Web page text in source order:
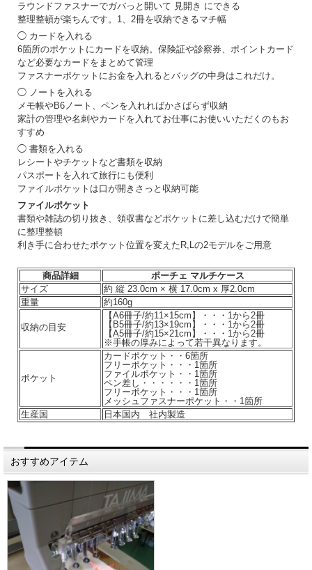
ラウンドファスナーでガバっと開いて 見開き にできる
整理整頓が楽ちんです。1、2冊を収納できるマチ幅
◯ カードを入れる
6箇所のポケットにカードを収納。保険証や診察券、ポイントカード
など必要なカードをまとめて管理
ファスナーポケットにお金を入れるとバッグの中身はこれだけ。
◯ ノートを入れる
メモ帳やB6ノート、ペンを入れればかさばらず収納
家計の管理や名刺やカードを入れてお仕事にお使いいただくのもお
すすめ
◯ 書類を入れる
レシートやチケットなど書類を収納
パスポートを入れて旅行にも便利
ファイルポケットは口が開きさっと収納可能
ファイルポケット
書類や雑誌の切り抜き、領収書などポケットに差し込むだけで簡単
に整理整頓
利き手に合わせたポケット位置を変えたR,Lの2モデルをご用意
商品詳細
ポーチェ マルチケース
サイズ
約 縦 23.0cm × 横 17.0cm x 厚2.0cm
重量
約160g
収納の目安
【A6冊子/約11×15cm】・・・1から2冊
【B5冊子/約13×19cm】・・・1から2冊
【A5冊子/約15×21cm】・・・1から2冊
※手帳の厚みによって若干異なります。
ポケット
カードポケット・・6箇所
フリーポケット・・・1箇所
ファイルポケット・・1箇所
ペン差し・・・・・・1箇所
フリーポケット・・・1箇所
メッシュファスナーポケット・・1箇所
生産国
日本国内 社内製造
おすすめアイテム